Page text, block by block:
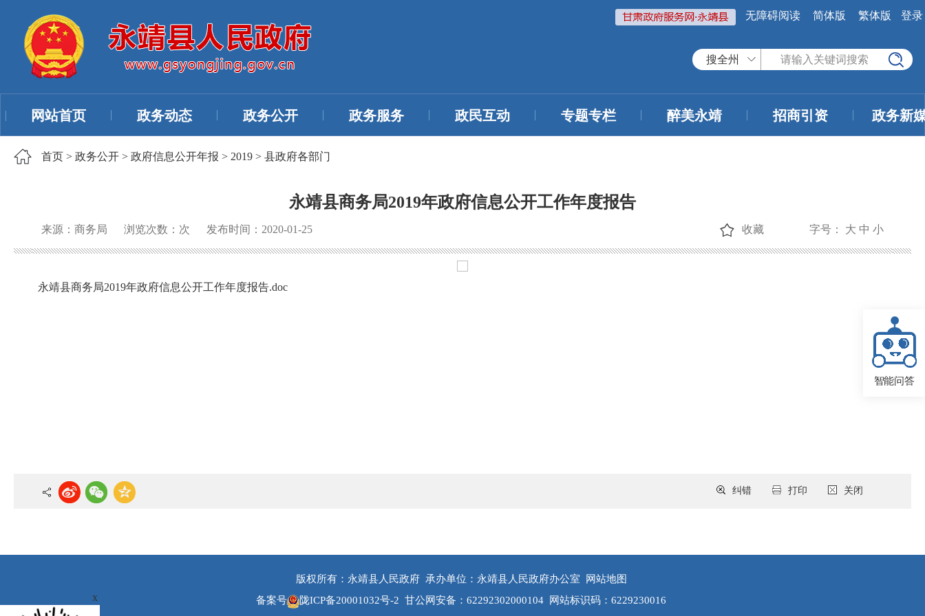
无障碍阅读 简体版 繁体版 登录
搜全州
网站首页 政务动态 政务公开 政务服务 政民互动 专题专栏 醉美永靖 招商引资 政务新
首页 > 政务公开 > 政府信息公开年报 > 2019 > 县政府各部门
永靖县商务局2019年政府信息公开工作年度报告
来源：商务局 浏览次数： 次 发布时间：2020-01-25 字号： 大 中 小
收藏
永靖县商务局2019年政府信息公开工作年度报告.doc
关闭
打印
纠错
版权所有：永靖县人民政府 承办单位：永靖县人民政府办公室
网站地图
备案号
陇ICP备20001032号-2 甘公网安备：62292302000104 网站标识码：6229230016
智能问答
x